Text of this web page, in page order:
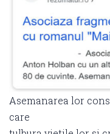
Asemanarea lor
care